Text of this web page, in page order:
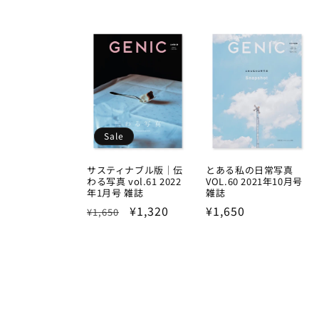
Sale
サスティナブル版｜伝
わる写真 vol.61 2022
年1月号 雑誌
Regular
¥1,650
Sale
¥1,320
とある私の日常写真
VOL.60 2021年10月号
雑誌
Regular
¥1,650